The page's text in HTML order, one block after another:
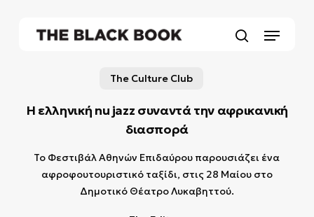
Menu
The Culture Club
Η ελληνική nu jazz συναντά την αφρικανική
διασπορά
Το Φεστιβάλ Αθηνών Επιδαύρου παρουσιάζει ένα
αφροφουτουριστικό ταξίδι, στις 28 Μαίου στο
Δημοτικό Θέατρο Λυκαβηττού.